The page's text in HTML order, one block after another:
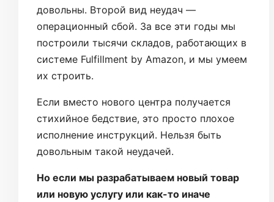
довольны. Второй вид неудач —
операционный сбой. За все эти годы мы
построили тысячи складов, работающих в
системе Fulfillment by Amazon, и мы умеем
их строить.
Если вместо нового центра получается
стихийное бедствие, это просто плохое
исполнение инструкций. Нельзя быть
довольным такой неудачей.
Но если мы разрабатываем новый товар
или новую услугу или как-то иначе